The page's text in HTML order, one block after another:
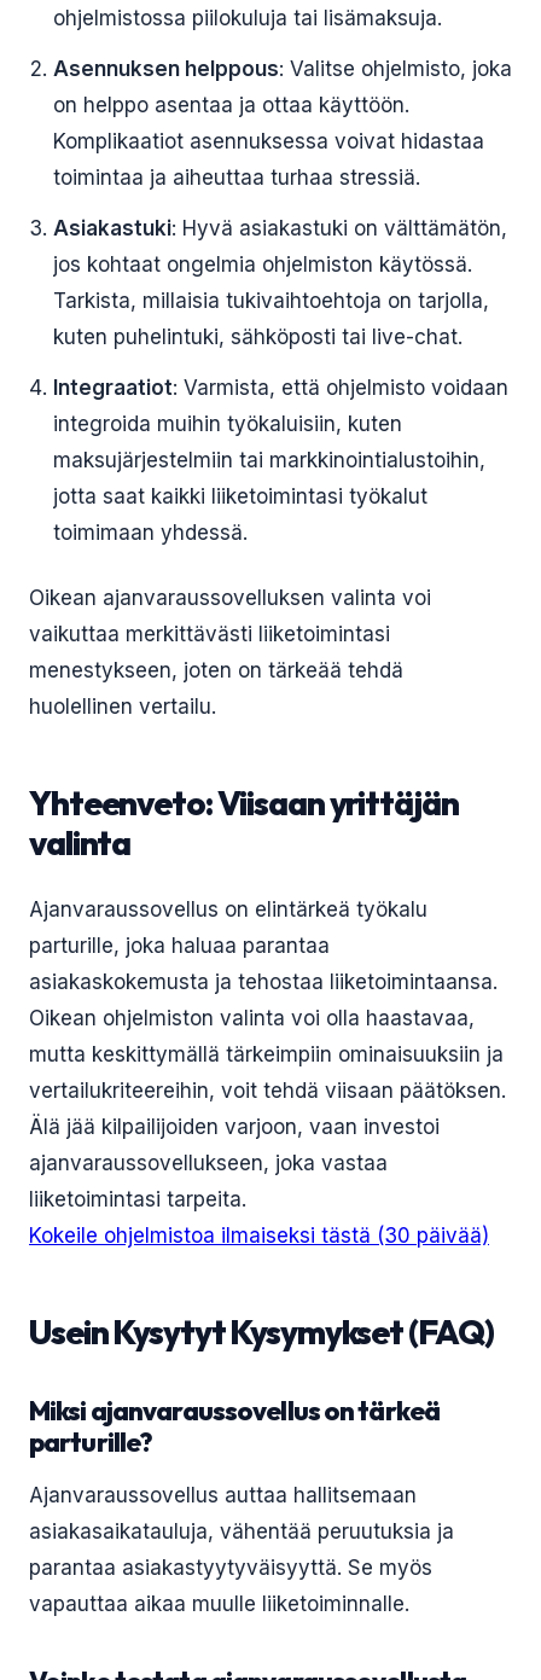
ohjelmistossa piilokuluja tai lisämaksuja.
Asennuksen helppous: Valitse ohjelmisto, joka
on helppo asentaa ja ottaa käyttöön.
Komplikaatiot asennuksessa voivat hidastaa
toimintaa ja aiheuttaa turhaa stressiä.
Asiakastuki: Hyvä asiakastuki on välttämätön,
jos kohtaat ongelmia ohjelmiston käytössä.
Tarkista, millaisia tukivaihtoehtoja on tarjolla,
kuten puhelintuki, sähköposti tai live-chat.
Integraatiot: Varmista, että ohjelmisto voidaan
integroida muihin työkaluisiin, kuten
maksujärjestelmiin tai markkinointialustoihin,
jotta saat kaikki liiketoimintasi työkalut
toimimaan yhdessä.
Oikean ajanvaraussovelluksen valinta voi
vaikuttaa merkittävästi liiketoimintasi
menestykseen, joten on tärkeää tehdä
huolellinen vertailu.
Yhteenveto: Viisaan yrittäjän
valinta
Ajanvaraussovellus on elintärkeä työkalu
parturille, joka haluaa parantaa
asiakaskokemusta ja tehostaa liiketoimintaansa.
Oikean ohjelmiston valinta voi olla haastavaa,
mutta keskittymällä tärkeimpiin ominaisuuksiin ja
vertailukriteereihin, voit tehdä viisaan päätöksen.
Älä jää kilpailijoiden varjoon, vaan investoi
ajanvaraussovellukseen, joka vastaa
liiketoimintasi tarpeita.
Kokeile ohjelmistoa ilmaiseksi tästä (30 päivää)
Usein Kysytyt Kysymykset (FAQ)
Miksi ajanvaraussovellus on tärkeä
parturille?
Ajanvaraussovellus auttaa hallitsemaan
asiakasaikatauluja, vähentää peruutuksia ja
parantaa asiakastyytyväisyyttä. Se myös
vapauttaa aikaa muulle liiketoiminnalle.